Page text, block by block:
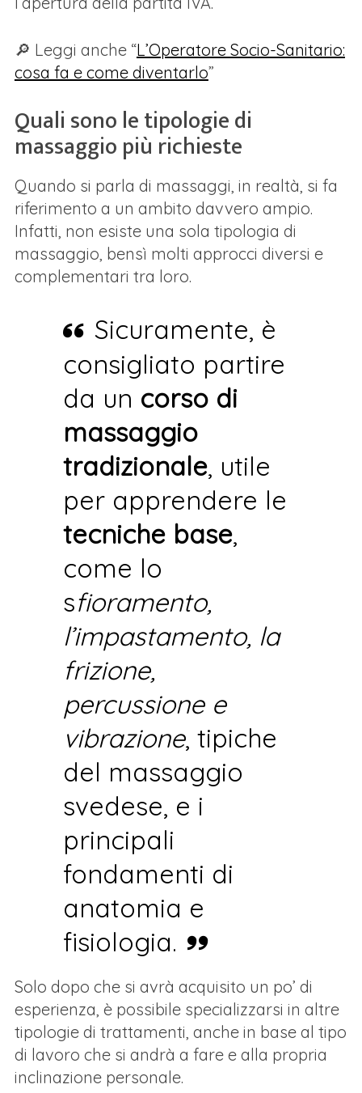
🔎 Leggi anche “L’Operatore Socio-Sanitario:
cosa fa e come diventarlo”
Quali sono le tipologie di
massaggio più richieste
Quando si parla di massaggi, in realtà, si fa
riferimento a un ambito davvero ampio.
Infatti, non esiste una sola tipologia di
massaggio, bensì molti approcci diversi e
complementari tra loro.
Sicuramente, è
consigliato partire
da un corso di
massaggio
tradizionale, utile
per apprendere le
tecniche base,
come lo
sfioramento,
l’impastamento, la
frizione,
percussione e
vibrazione, tipiche
del massaggio
svedese, e i
principali
fondamenti di
anatomia e
fisiologia.
Solo dopo che si avrà acquisito un po’ di
esperienza, è possibile specializzarsi in altre
tipologie di trattamenti, anche in base al tipo
di lavoro che si andrà a fare e alla propria
inclinazione personale.